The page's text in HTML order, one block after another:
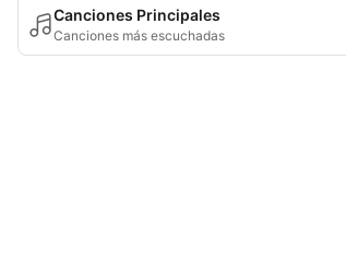
Canciones Principales
Canciones más escuchadas